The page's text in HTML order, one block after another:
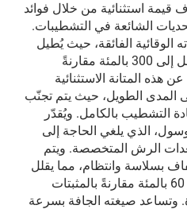
استثنائية من خلال فوائد
الشائعة في التشطيبات.
الوقائية الفائقة، حيث يُطيل
عمر الأسطح المطلية بنسبة تصل إلى 300 بالمئة مقارنةً
هذه المتانة الاستثنائية
المدى الطويل، حيث يتم تجنّب
التشطيب بالكامل. ويُقدّر
الذي يلغي الحاجة إلى
الرش المتخصصة. ويتم
بسلاسة وانتظام، مما يقلل
من وقت التطبيق بنسبة تقارب 60 بالمئة مقارنةً بالمثبتات
وتساعد صيغته الجافة بسرعة